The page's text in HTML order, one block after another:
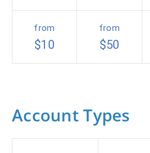
from
$10
from
$50
Account Types